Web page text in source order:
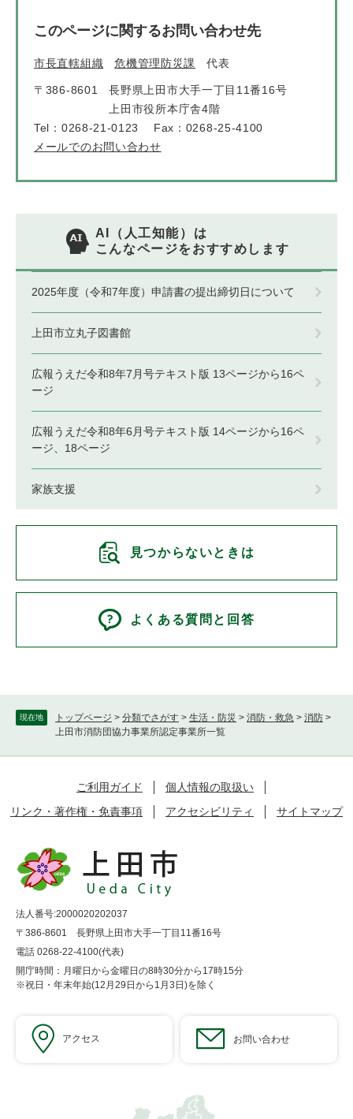
現在地 トップページ > 分類でさがす > 生活・防災 > 消防・救急 > 消防 >
上田市消防団協力事業所認定事業所一覧
このページに関するお問い合わせ先
市長直轄組織 危機管理防災課 代表
〒386-8601
長野県上田市大手一丁目11番16号
上田市役所本庁舎4階
Tel：0268-21-0123
Fax：0268-25-4100
メールでのお問い合わせ
AI（人工知能）は
こんなページをおすすめします
2025年度（令和7年度）申請書の提出締切日について
上田市立丸子図書館
広報うえだ令和8年7月号テキスト版 13ページから16ペ
ージ
広報うえだ令和8年6月号テキスト版 14ページから16ペ
ージ、18ページ
家族支援
見つからないときは
よくある質問と回答
ご利用ガイド
個人情報の取扱い
リンク・著作権・免責事項
アクセシビリティ サイトマップ
法人番号:2000020202037
〒386-8601 長野県上田市大手一丁目11番16号
電話 0268-22-4100(代表)
開庁時間：月曜日から金曜日の8時30分から17時15分
※祝日・年末年始(12月29日から1月3日)を除く
アクセス お問い合わせ